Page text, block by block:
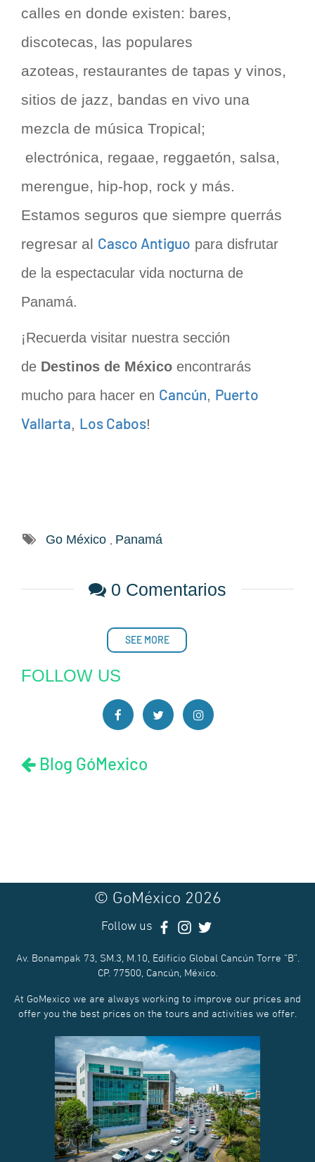
calles en donde existen: bares,
discotecas, las populares
azoteas, restaurantes de tapas y vinos,
sitios de jazz, bandas en vivo una
mezcla de música Tropical;
electrónica, regaae, reggaetón, salsa,
merengue, hip-hop, rock y más.
Estamos seguros que siempre querrás
regresar al Casco Antiguo para disfrutar
de la espectacular vida nocturna de
Panamá.
¡Recuerda visitar nuestra sección
de Destinos de México encontrarás
mucho para hacer en Cancún, Puerto
Vallarta, Los Cabos!
Go México Panamá
0 Comentarios
SEE MORE
FOLLOW US
Blog GóMexico
© GoMéxico 2026
Follow us
Av. Bonampak 73, SM.3, M.10, Edificio Global Cancún Torre “B”.
CP. 77500, Cancún, México.
At GoMexico we are always working to improve our prices and
offer you the best prices on the tours and activities we offer.